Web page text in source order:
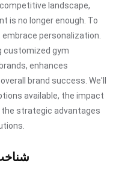
landscape,
is no longer enough. To
personalization.
customized gym
enhances
brand success. We'll
available, the impact
strategic advantages